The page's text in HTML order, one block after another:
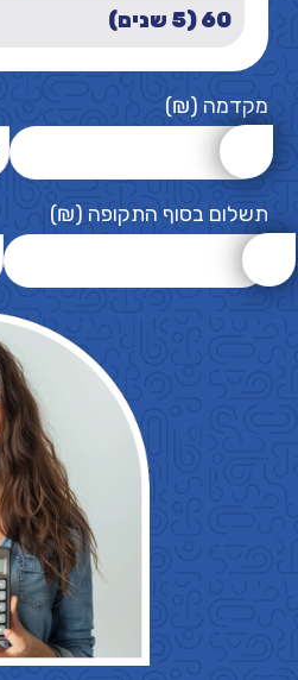
מקדמה (₪)
תשלום בסוף התקופה (₪)